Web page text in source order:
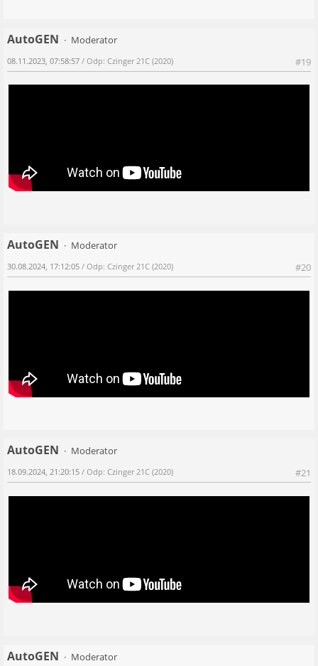
AutoGEN
Moderator
#19
08.11.2023, 07:58:57 / Odp: Czinger 21C (2020)
AutoGEN
Moderator
#20
30.08.2024, 17:12:05 / Odp: Czinger 21C (2020)
AutoGEN
Moderator
#21
18.09.2024, 21:20:15 / Odp: Czinger 21C (2020)
AutoGEN Moderator